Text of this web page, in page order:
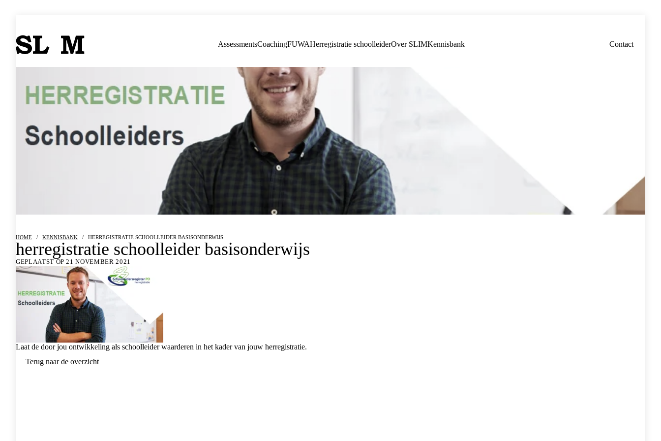
AssessmentsCoachingFUWAHerregistratie schoolleiderOver SLIMKennisbank Contact
HOME / KENNISBANK / HERREGISTRATIE SCHOOLLEIDER BASISONDERWIJS
herregistratie schoolleider basisonderwijs
GEPLAATST OP 21 NOVEMBER 2021
Laat de door jou ontwikkeling als schoolleider waarderen in het kader van jouw herregistratie.
Terug naar de overzicht